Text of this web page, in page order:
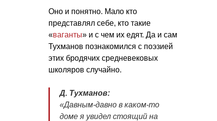
Оно и понятно. Мало кто
представлял себе, кто такие
«ваганты» и с чем их едят. Да и сам
Тухманов познакомился с поэзией
этих бродячих средневековых
школяров случайно.
Д. Тухманов:
«Давным-давно в каком-то
доме я увидел стоящий на